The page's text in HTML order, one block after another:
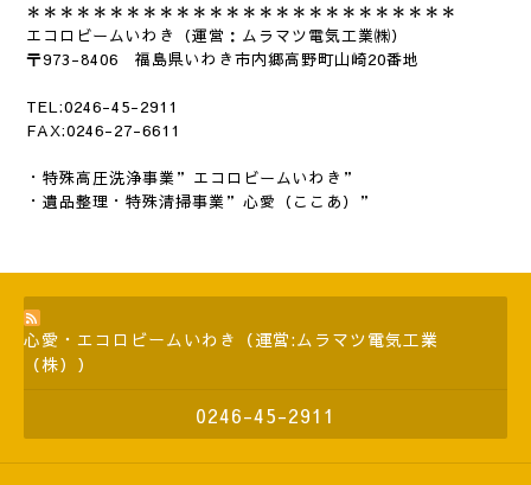
＊＊＊＊＊＊＊＊＊＊＊＊＊＊＊＊＊＊＊＊＊＊＊ ＊＊＊
エコロビームいわき（運営：ムラマツ電気工業㈱）
〒973-8406 福島県いわき市内郷高野町山崎20番地
TEL:0246-45-2911
FAX:0246-27-6611
・特殊高圧洗浄事業”エコロビームいわき”
・遺品整理・特殊清掃事業”心愛（ここあ）”
心愛・エコロビームいわき（運営:ムラマツ電気工業
（株））
0246-45-2911